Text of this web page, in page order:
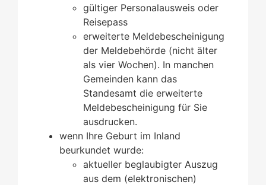
gültiger Personalausweis oder
Reisepass
erweiterte Meldebescheinigung
der Meldebehörde (nicht älter
als vier Wochen). In manchen
Gemeinden kann das
Standesamt die erweiterte
Meldebescheinigung für Sie
ausdrucken.
wenn Ihre Geburt im Inland
beurkundet wurde:
aktueller beglaubigter Auszug
aus dem (elektronischen)